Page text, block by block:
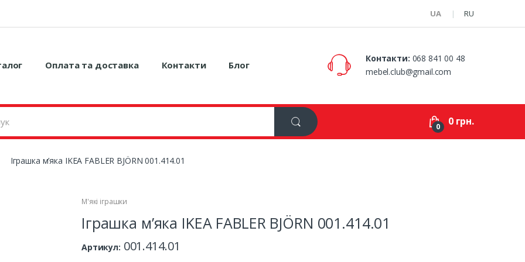
UA RU
Оплата та доставка Контакти Блог
Контакти: 068 841 00 48
mebel.club@gmail.com
0 0 грн.
Іграшка м’яка IKEA FABLER BJÖRN 001.414.01
М'які іграшки
Іграшка м’яка IKEA FABLER BJÖRN 001.414.01
Артикул: 001.414.01